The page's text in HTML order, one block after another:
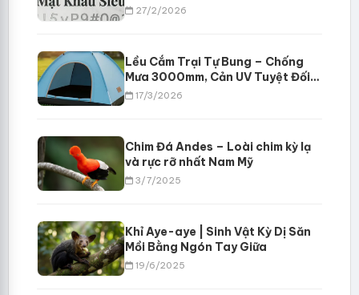
27/2/2026
Lều Cắm Trại Tự Bung – Chống
Mưa 3000mm, Cản UV Tuyệt Đối
Cho Cặp Đôi & Gia Đình
17/3/2026
Chim Đá Andes – Loài chim kỳ lạ
và rực rỡ nhất Nam Mỹ
3/7/2025
Khỉ Aye-aye | Sinh Vật Kỳ Dị Săn
Mồi Bằng Ngón Tay Giữa
19/6/2025